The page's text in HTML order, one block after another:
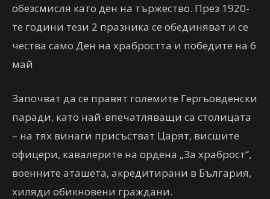
обезсмисля като ден на тържество. През 1920-
те години тези 2 празника се обединяват и се
чества само Ден на храбростта и победите на 6
май
Започват да се правят големите Гергьовденски
паради, като най-впечатляващи са столицата
– на тях винаги присъстват Царят, висшите
офицери, кавалерите на ордена „За храброст“,
военните аташета, акредитирани в България,
хиляди обикновени граждани.